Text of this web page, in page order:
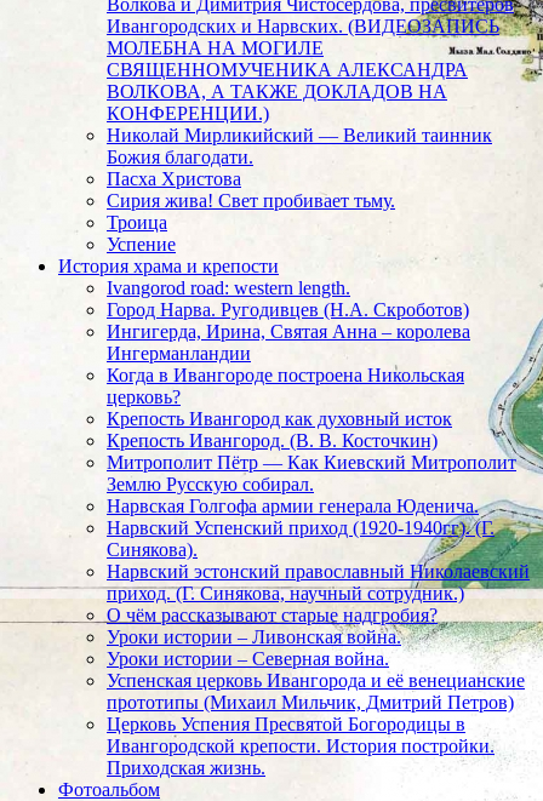
Ивангородских и Нарвских. (ВИДЕОЗАПИСЬ
МОЛЕБНА НА МОГИЛЕ
СВЯЩЕННОМУЧЕНИКА АЛЕКСАНДРА
ВОЛКОВА, А ТАКЖЕ ДОКЛАДОВ НА
КОНФЕРЕНЦИИ.)
Николай Мирликийский — Великий таинник
Божия благодати.
Пасха Христова
Сирия жива! Свет пробивает тьму.
Троица
Успение
История храма и крепости
Ivangorod road: western length.
Город Нарва. Ругодивцев (Н.А. Скроботов)
Ингигерда, Ирина, Святая Анна – королева
Ингерманландии
Когда в Ивангороде построена Никольская
церковь?
Крепость Ивангород как духовный исток
Крепость Ивангород. (В. В. Косточкин)
Митрополит Пётр — Как Киевский Митрополит
Землю Русскую собирал.
Нарвская Голгофа армии генерала Юденича.
Нарвский Успенский приход (1920-1940гг). (Г.
Синякова).
Нарвский эстонский православный Николаевский
приход. (Г. Синякова, научный сотрудник.)
О чём рассказывают старые надгробия?
Уроки истории – Ливонская война.
Уроки истории – Северная война.
Успенская церковь Ивангорода и её венецианские
прототипы (Михаил Мильчик, Дмитрий Петров)
Церковь Успения Пресвятой Богородицы в
Ивангородской крепости. История постройки.
Приходская жизнь.
Фотоальбом